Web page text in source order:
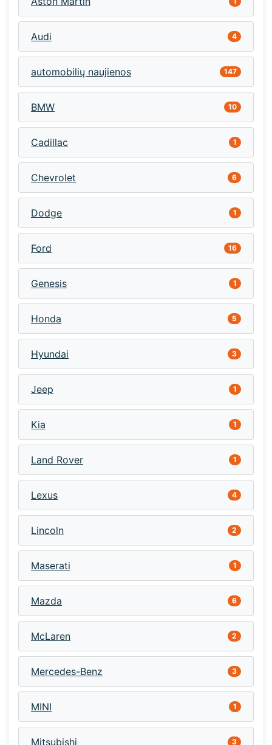
Audi 4
automobilių naujienos 147
BMW 10
Cadillac 1
Chevrolet 6
Dodge 1
Ford 16
Genesis 1
Honda 5
Hyundai 3
Jeep 1
Kia 1
Land Rover 1
Lexus 4
Lincoln 2
Maserati 1
Mazda 6
McLaren 2
Mercedes-Benz 3
MINI 1
Mitsubishi 3